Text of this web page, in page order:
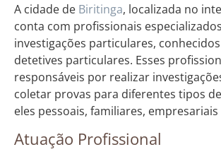
A cidade de Biritinga, localizada no
conta com profissionais
investigações particulares,
detetives particulares. Esses
responsáveis por realizar
coletar provas para diferentes tipos
eles pessoais, familiares,
Atuação Profissional